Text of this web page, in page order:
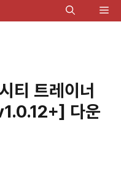
메
티 트레이너
다운